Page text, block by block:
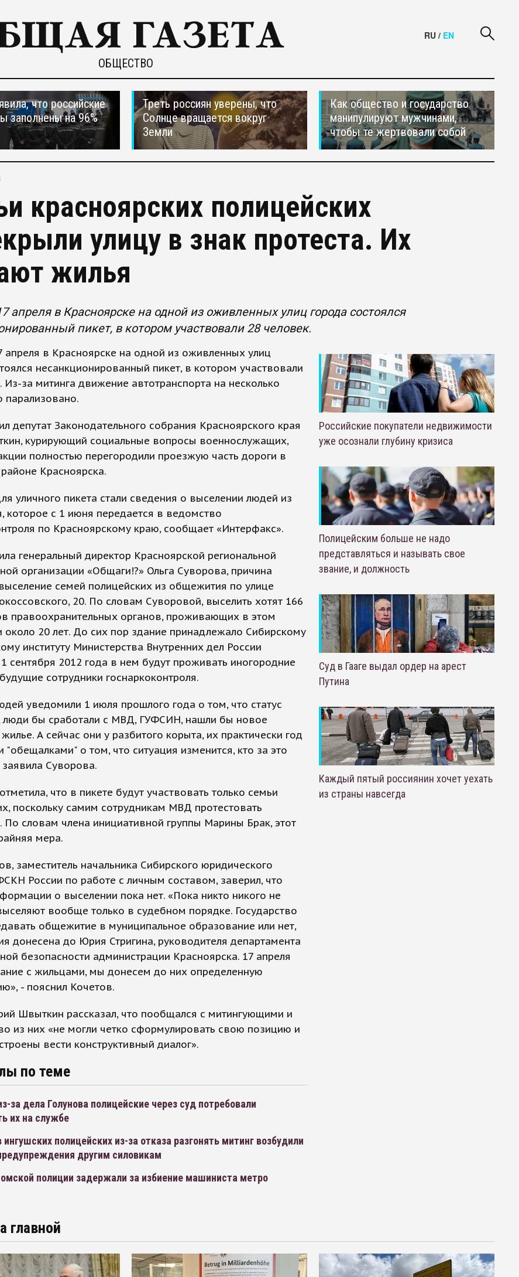
ОБЩЕСТВО
RU / EN
что российские
заполнены на 96%
Треть россиян уверены, что
Солнце вращается вокруг
Земли
Как общество и государство
манипулируют мужчинами,
чтобы те жертвовали собой
красноярских полицейских
улицу в знак протеста. Их
жилья
апреля в Красноярске на одной из оживленных улиц города состоялся
пикет, в котором участвовали 28 человек.
апреля в Красноярске на одной из оживленных улиц
несанкционированный пикет, в котором участвовали
Из-за митинга движение автотранспорта на несколько
парализовано.
депутат Законодательного собрания Красноярского края
курирующий социальные вопросы военнослужащих,
полностью перегородили проезжую часть дороги в
Красноярска.
уличного пикета стали сведения о выселении людей из
которое с 1 июня передается в ведомство
по Красноярскому краю, сообщает «Интерфакс».
генеральный директор Красноярской региональной
организации «Общаги!?» Ольга Суворова, причина
семей полицейских из общежития по улице
20. По словам Суворовой, выселить хотят 166
правоохранительных органов, проживающих в этом
20 лет. До сих пор здание принадлежало Сибирскому
институту Министерства Внутренних дел России
сентября 2012 года в нем будут проживать иногородние
сотрудники госнаркоконтроля.
уведомили 1 июля прошлого года о том, что статус
люди бы сработали с МВД, ГУФСИН, нашли бы новое
А сейчас они у разбитого корыта, их практически год
"обещалками" о том, что ситуация изменится, кто за это
заявила Суворова.
что в пикете будут участвовать только семьи
поскольку самим сотрудникам МВД протестовать
По словам члена инициативной группы Марины Брак, этот
мера.
заместитель начальника Сибирского юридического
России по работе с личным составом, заверил, что
о выселении пока нет. «Пока никто никого не
вообще только в судебном порядке. Государство
общежитие в муниципальное образование или нет,
донесена до Юрия Стригина, руководителя департамента
безопасности администрации Красноярска. 17 апреля
с жильцами, мы донесем до них определенную
- пояснил Кочетов.
Швыткин рассказал, что пообщался с митингующими и
из них «не могли четко сформулировать свою позицию и
вести конструктивный диалог».
по теме
за дела Голунова полицейские через суд потребовали
их на службе
полицейских из-за отказа разгонять митинг возбудили
другим силовикам
полиции задержали за избиение машиниста метро
Российские покупатели недвижимости
уже осознали глубину кризиса
Полицейским больше не надо
представляться и называть свое
звание, и должность
Суд в Гааге выдал ордер на арест
Путина
Каждый пятый россиянин хочет уехать
из страны навсегда
главной